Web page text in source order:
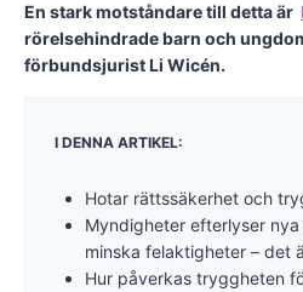
En stark motståndare till detta är
rörelsehindrade barn och
förbundsjurist Li Wicén.
I DENNA ARTIKEL:
Hotar rättssäkerhet och
Myndigheter efterlyser
minska felaktigheter – det
Hur påverkas tryggheten